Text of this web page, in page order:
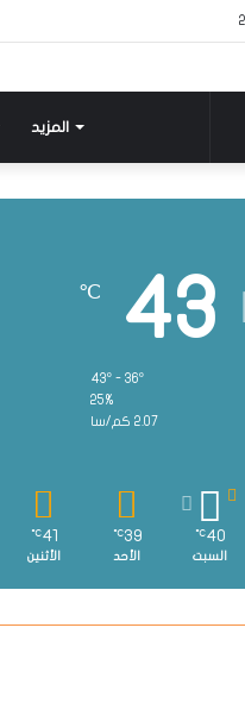
المزيد
43
℃
25%
2.07 كم/سا
40
℃
السبت
39
℃
الأحد
41
℃
الأثنين